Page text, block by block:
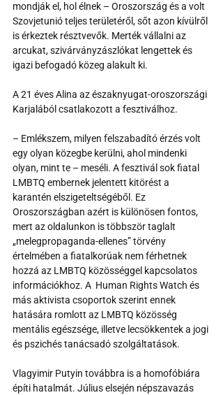
mondják el, hol élnek – Oroszország és a volt
Szovjetunió teljes területéről, sőt azon kívülről
is érkeztek résztvevők. Merték vállalni az
arcukat, szivárványzászlókat lengettek és
igazi befogadó közeg alakult ki.
A 21 éves Alina az északnyugat-oroszországi
Karjalából csatlakozott a fesztiválhoz.
– Emlékszem, milyen felszabadító érzés volt
egy olyan közegbe kerülni, ahol mindenki
olyan, mint te – meséli. A fesztivál sok fiatal
LMBTQ embernek jelentett kitörést a
karantén elszigeteltségéből. Ez
Oroszországban azért is különösen fontos,
mert az oldalunkon is többször taglalt
„melegpropaganda-ellenes” törvény
értelmében a fiatalkorúak nem férhetnek
hozzá az LMBTQ közösséggel kapcsolatos
információkhoz. A  Human Rights Watch és
más aktivista csoportok szerint ennek
hatására romlott az LMBTQ közösség
mentális egészsége, illetve lecsökkentek a jogi
és pszichés tanácsadó szolgáltatások.
Vlagyimir Putyin továbbra is a homofóbiára
építi hatalmát. Július elsején népszavazás